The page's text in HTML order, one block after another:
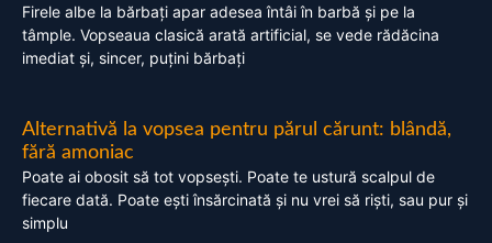
Firele albe la bărbați apar adesea întâi în barbă și pe la
tâmple. Vopseaua clasică arată artificial, se vede rădăcina
imediat și, sincer, puțini bărbați
Alternativă la vopsea pentru părul cărunt: blândă,
fără amoniac
Poate ai obosit să tot vopsești. Poate te ustură scalpul de
fiecare dată. Poate ești însărcinată și nu vrei să riști, sau pur și
simplu